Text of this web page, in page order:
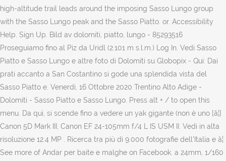
high-altitude trail leads around the imposing Sasso Lungo group
with the Sasso Lungo peak and the Sasso Piatto. or. Accessibility
Help. Sign Up. Bild av dolomiti, piatto, lungo - 85293516
Proseguiamo fino al Piz da Uridl (2.101 m s.l.m.) Log In. Vedi Sasso
Piatto e Sasso Lungo e altre foto di Dolomiti su Globopix - Qui: Dai
prati accanto a San Costantino si gode una splendida vista del
Sasso Piatto e. Venerdì, 16 Ottobre 2020 Trentino Alto Adige -
Dolomiti - Sasso Piatto e Sasso Lungo. Press alt + / to open this
menu. Da qui, si scende fino a vedere un yak gigante (non è uno [â¦]
Canon 5D Mark III, Canon EF 24-105mm f/4 L IS USM II. Vedi in alta
risoluzione 12.4 MP . Ricerca tra più di 9.000 fotografie dell'Italia e â¦
See more of Andar per baite e malghe on Facebook. a 24mm, 1/160